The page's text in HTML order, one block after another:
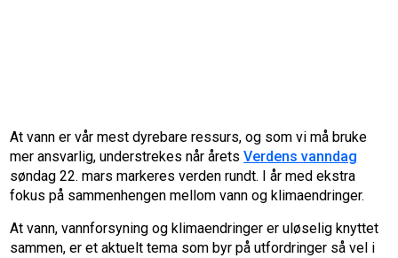
At vann er vår mest dyrebare ressurs, og som vi må bruke
mer ansvarlig, understrekes når åretsVerdens vanndag
søndag 22. mars markeres verden rundt. I år med ekstra
fokus på sammenhengen mellom vann og klimaendringer.
At vann, vannforsyning og klimaendringer er uløselig knyttet
sammen, er et aktuelt tema som byr på utfordringer så vel i